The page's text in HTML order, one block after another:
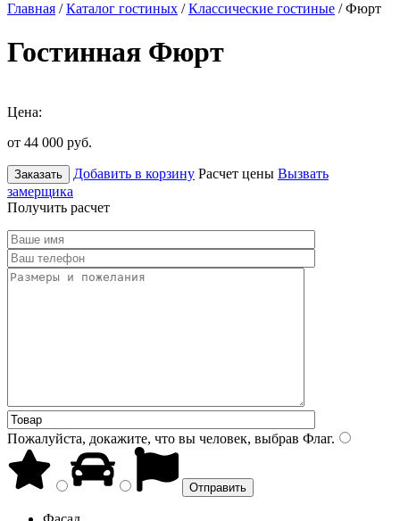
Главная /Каталог гостиных /Классические гостиные / Фюрт
Гостинная Фюрт
Цена:
от 44 000 руб.
Заказать Добавить в корзину Расчет цены Вызвать
замерщика
Получить расчет
Пожалуйста, докажите, что вы человек, выбрав Флаг.